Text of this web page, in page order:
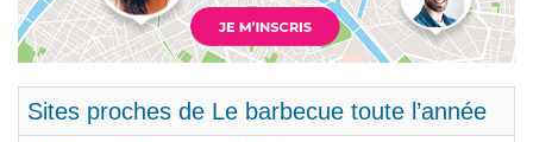
Sites proches de Le barbecue toute l’année